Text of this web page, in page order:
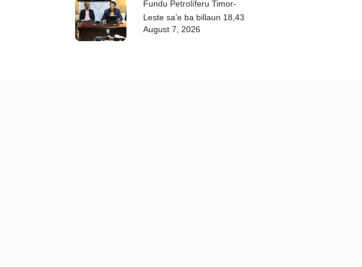
Fundu Petrolíferu Timor-
Leste sa’e ba billaun 18,43
August 7, 2026